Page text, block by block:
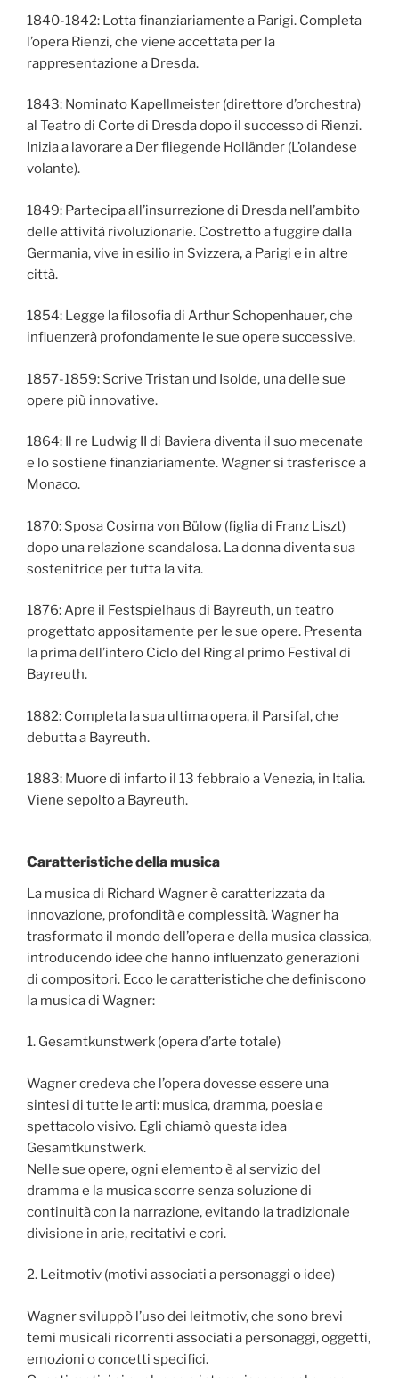
1840-1842: Lotta finanziariamente a Parigi. Completa
l’opera Rienzi, che viene accettata per la
rappresentazione a Dresda.
1843: Nominato Kapellmeister (direttore d’orchestra)
al Teatro di Corte di Dresda dopo il successo di Rienzi.
Inizia a lavorare a Der fliegende Holländer (L’olandese
volante).
1849: Partecipa all’insurrezione di Dresda nell’ambito
delle attività rivoluzionarie. Costretto a fuggire dalla
Germania, vive in esilio in Svizzera, a Parigi e in altre
città.
1854: Legge la filosofia di Arthur Schopenhauer, che
influenzerà profondamente le sue opere successive.
1857-1859: Scrive Tristan und Isolde, una delle sue
opere più innovative.
1864: Il re Ludwig II di Baviera diventa il suo mecenate
e lo sostiene finanziariamente. Wagner si trasferisce a
Monaco.
1870: Sposa Cosima von Bülow (figlia di Franz Liszt)
dopo una relazione scandalosa. La donna diventa sua
sostenitrice per tutta la vita.
1876: Apre il Festspielhaus di Bayreuth, un teatro
progettato appositamente per le sue opere. Presenta
la prima dell’intero Ciclo del Ring al primo Festival di
Bayreuth.
1882: Completa la sua ultima opera, il Parsifal, che
debutta a Bayreuth.
1883: Muore di infarto il 13 febbraio a Venezia, in Italia.
Viene sepolto a Bayreuth.
Caratteristiche della musica
La musica di Richard Wagner è caratterizzata da
innovazione, profondità e complessità. Wagner ha
trasformato il mondo dell’opera e della musica classica,
introducendo idee che hanno influenzato generazioni
di compositori. Ecco le caratteristiche che definiscono
la musica di Wagner:
1. Gesamtkunstwerk (opera d’arte totale)
Wagner credeva che l’opera dovesse essere una
sintesi di tutte le arti: musica, dramma, poesia e
spettacolo visivo. Egli chiamò questa idea
Gesamtkunstwerk.
Nelle sue opere, ogni elemento è al servizio del
dramma e la musica scorre senza soluzione di
continuità con la narrazione, evitando la tradizionale
divisione in arie, recitativi e cori.
2. Leitmotiv (motivi associati a personaggi o idee)
Wagner sviluppò l’uso dei leitmotiv, che sono brevi
temi musicali ricorrenti associati a personaggi, oggetti,
emozioni o concetti specifici.